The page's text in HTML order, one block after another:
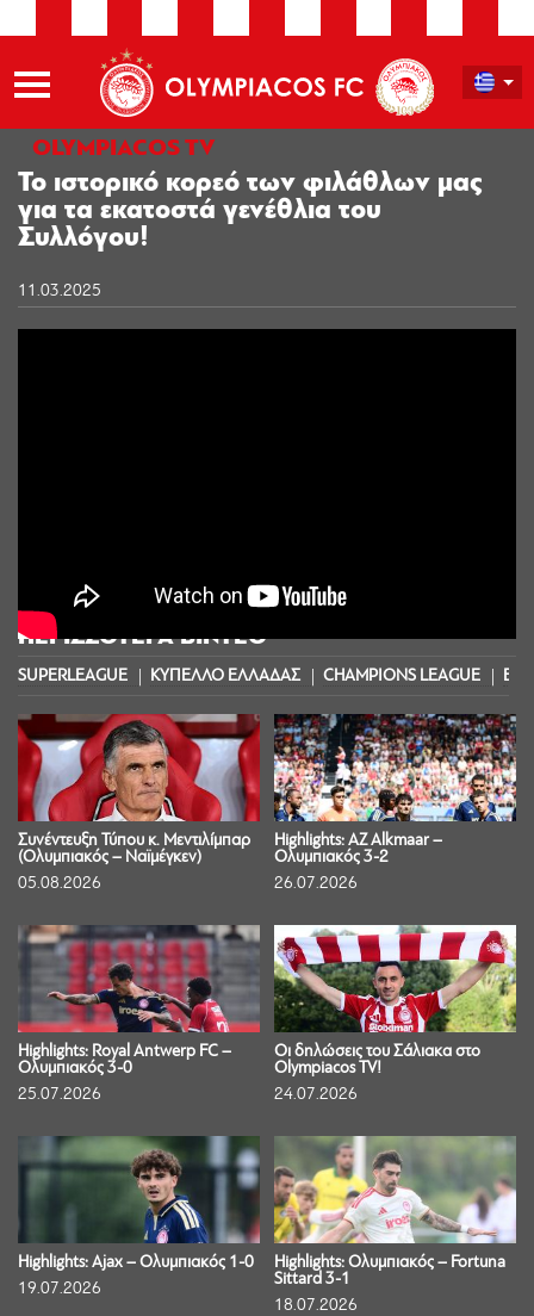
OLYMPIACOS TV
Το ιστορικό κορεό των φιλάθλων μας
για τα εκατοστά γενέθλια του
Συλλόγου!
11.03.2025
ΠΕΡΙΣΣΟΤΕΡΑ ΒΙΝΤΕΟ
SUPERLEAGUE ΚΥΠΕΛΛΟ ΕΛΛΑΔΑΣ CHAMPIONS LEAGUE
Συνέντευξη Τύπου κ. Μεντιλίμπαρ
(Ολυμπιακός – Ναϊμέγκεν)
05.08.2026
Highlights: AZ Alkmaar –
Ολυμπιακός 3-2
26.07.2026
Highlights: Royal Antwerp FC –
Ολυμπιακός 3-0
25.07.2026
Οι δηλώσεις του Σάλιακα στο
Olympiacos TV!
24.07.2026
Highlights: Ajax – Ολυμπιακός 1-0
19.07.2026
Highlights: Ολυμπιακός – Fortuna
Sittard 3-1
18.07.2026